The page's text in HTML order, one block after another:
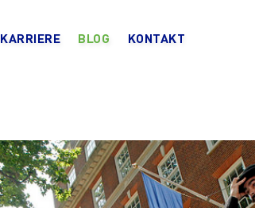
KARRIERE BLOG KONTAKT